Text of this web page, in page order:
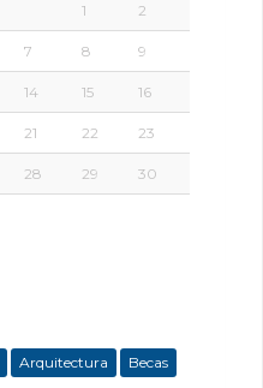
1 2
7 8 9
14 15 16
21 22 23
28 29 30
Arquitectura
Becas